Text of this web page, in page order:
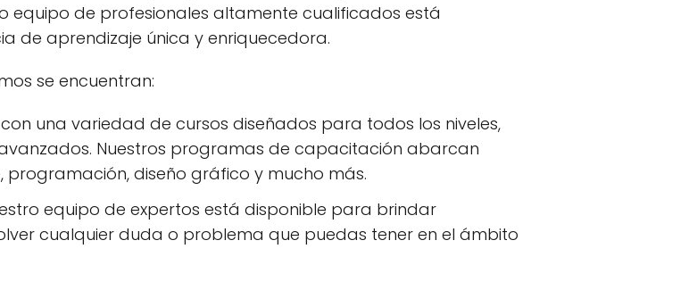
equipo de profesionales altamente cualificados está
de aprendizaje única y enriquecedora.
se encuentran:
una variedad de cursos diseñados para todos los niveles,
Nuestros programas de capacitación abarcan
diseño gráfico y mucho más.
equipo de expertos está disponible para brindar
cualquier duda o problema que puedas tener en el ámbito